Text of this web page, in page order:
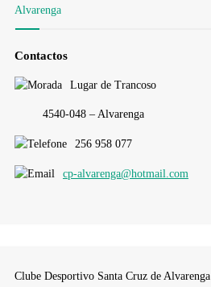
Alvarenga
Contactos
Lugar de Trancoso
4540-048 – Alvarenga
256 958 077
cp-alvarenga@hotmail.com
Clube Desportivo Santa Cruz de Alvarenga